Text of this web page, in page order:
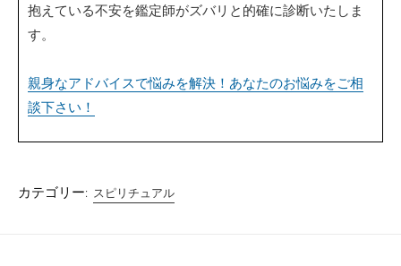
抱えている不安を鑑定師がズバリと的確に診断いたしま
す。
親身なアドバイスで悩みを解決！あなたのお悩みをご相
談下さい！
カテゴリー: スピリチュアル